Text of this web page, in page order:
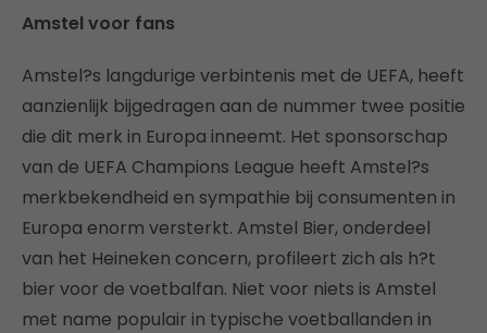
Amstel voor fans
Amstel?s langdurige verbintenis met de UEFA, heeft
aanzienlijk bijgedragen aan de nummer twee positie
die dit merk in Europa inneemt. Het sponsorschap
van de UEFA Champions League heeft Amstel?s
merkbekendheid en sympathie bij consumenten in
Europa enorm versterkt. Amstel Bier, onderdeel
van het Heineken concern, profileert zich als h?t
bier voor de voetbalfan. Niet voor niets is Amstel
met name populair in typische voetballanden in